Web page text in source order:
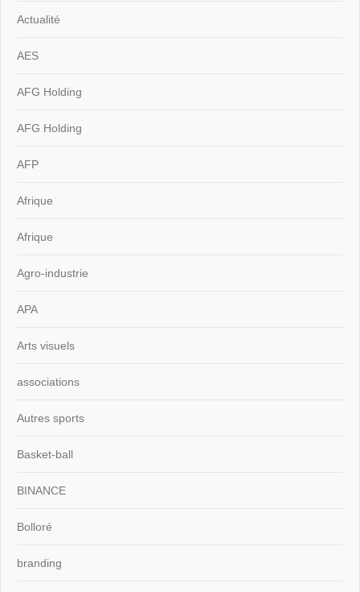
Actualité
AES
AFG Holding
AFG Holding
AFP
Afrique
Afrique
Agro-industrie
APA
Arts visuels
associations
Autres sports
Basket-ball
BINANCE
Bolloré
branding